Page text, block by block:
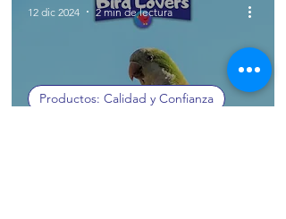
Productos: Calidad y Confianza
12 dic 2024 2 min de lectura